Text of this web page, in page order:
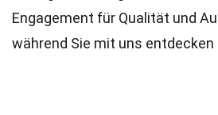
Engagement für Qualität und
während Sie mit uns entdecken